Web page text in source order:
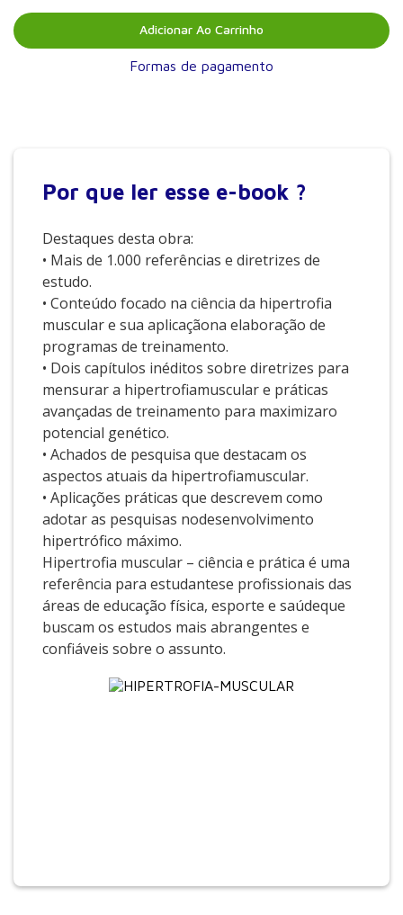
Adicionar Ao Carrinho
Formas de pagamento
Por que ler esse e-book ?
Destaques desta obra:
• Mais de 1.000 referências e diretrizes de
estudo.
• Conteúdo focado na ciência da hipertrofia
muscular e sua aplicaçãona elaboração de
programas de treinamento.
• Dois capítulos inéditos sobre diretrizes para
mensurar a hipertrofiamuscular e práticas
avançadas de treinamento para maximizaro
potencial genético.
• Achados de pesquisa que destacam os
aspectos atuais da hipertrofiamuscular.
• Aplicações práticas que descrevem como
adotar as pesquisas nodesenvolvimento
hipertrófico máximo.
Hipertrofia muscular – ciência e prática é uma
referência para estudantese profissionais das
áreas de educação física, esporte e saúdeque
buscam os estudos mais abrangentes e
confiáveis sobre o assunto.